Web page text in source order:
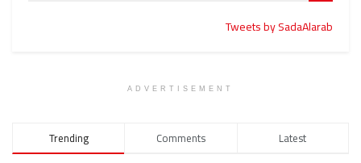
Tweets by SadaAlarab
ADVERTISEMENT
Trending Comments Latest